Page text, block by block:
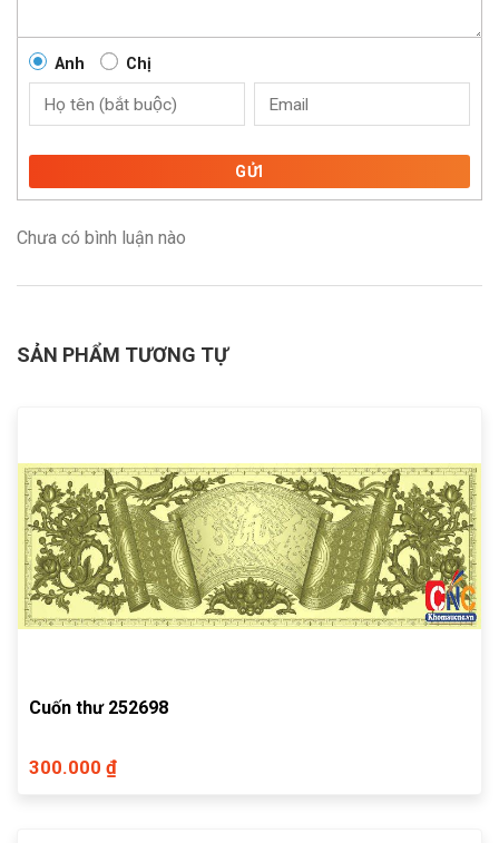
Anh Chị
GỬI
Chưa có bình luận nào
SẢN PHẨM TƯƠNG TỰ
Cuốn thư 252698
300.000 ₫